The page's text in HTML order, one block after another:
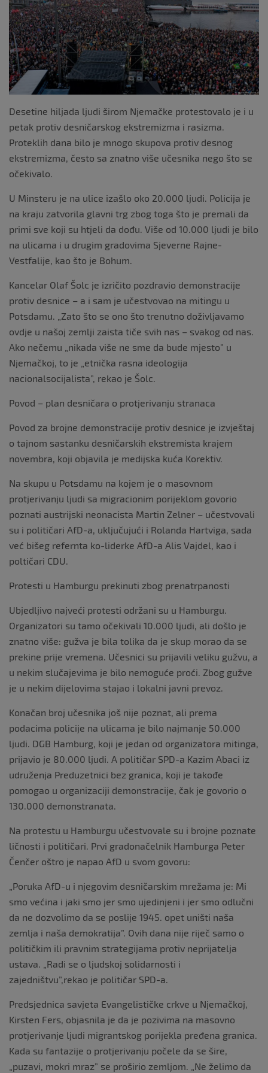
o
k
Desetine hiljada ljudi širom Njemačke protestovalo je i u
petak protiv desničarskog ekstremizma i rasizma.
Proteklih dana bilo je mnogo skupova protiv desnog
ekstremizma, često sa znatno više učesnika nego što se
očekivalo.
U Minsteru je na ulice izašlo oko 20.000 ljudi. Policija je
na kraju zatvorila glavni trg zbog toga što je premali da
primi sve koji su htjeli da dođu. Više od 10.000 ljudi je bilo
na ulicama i u drugim gradovima Sjeverne Rajne-
Vestfalije, kao što je Bohum.
Kancelar Olaf Šolc je izričito pozdravio demonstracije
protiv desnice – a i sam je učestvovao na mitingu u
Potsdamu. „Zato što se ono što trenutno doživljavamo
ovdje u našoj zemlji zaista tiče svih nas – svakog od nas.
Ako nečemu „nikada više ne sme da bude mjesto” u
Njemačkoj, to je „etnička rasna ideologija
nacionalsocijalista”, rekao je Šolc.
Povod – plan desničara o protjerivanju stranaca
Povod za brojne demonstracije protiv desnice je izvještaj
o tajnom sastanku desničarskih ekstremista krajem
novembra, koji objavila je medijska kuća Korektiv.
Na skupu u Potsdamu na kojem je o masovnom
protjerivanju ljudi sa migracionim porijeklom govorio
poznati austrijski neonacista Martin Zelner – učestvovali
su i političari AfD-a, uključujući i Rolanda Hartviga, sada
već bišeg refernta ko-liderke AfD-a Alis Vajdel, kao i
poltičari CDU.
Protesti u Hamburgu prekinuti zbog prenatrpanosti
Ubjedljivo najveći protesti održani su u Hamburgu.
Organizatori su tamo očekivali 10.000 ljudi, ali došlo je
znatno više: gužva je bila tolika da je skup morao da se
prekine prije vremena. Učesnici su prijavili veliku gužvu, a
u nekim slučajevima je bilo nemoguće proći. Zbog gužve
je u nekim dijelovima stajao i lokalni javni prevoz.
Konačan broj učesnika još nije poznat, ali prema
podacima policije na ulicama je bilo najmanje 50.000
ljudi. DGB Hamburg, koji je jedan od organizatora mitinga,
prijavio je 80.000 ljudi. A političar SPD-a Kazim Abaci iz
udruženja Preduzetnici bez granica, koji je takođe
pomogao u organizaciji demonstracije, čak je govorio o
130.000 demonstranata.
Na protestu u Hamburgu učestvovale su i brojne poznate
ličnosti i političari. Prvi gradonačelnik Hamburga Peter
Čenčer oštro je napao AfD u svom govoru:
„Poruka AfD-u i njegovim desničarskim mrežama je: Mi
smo većina i jaki smo jer smo ujedinjeni i jer smo odlučni
da ne dozvolimo da se poslije 1945. opet uništi naša
zemlja i naša demokratija”. Ovih dana nije riječ samo o
političkim ili pravnim strategijama protiv neprijatelja
ustava. „Radi se o ljudskoj solidarnosti i
zajedništvu”,rekao je političar SPD-a.
Predsjednica savjeta Evangelističke crkve u Njemačkoj,
Kirsten Fers, objasnila je da je pozivima na masovno
protjerivanje ljudi migrantskog porijekla pređena granica.
Kada su fantazije o protjerivanju počele da se šire,
„puzavi, mokri mraz” se proširio zemljom. „Ne želimo da